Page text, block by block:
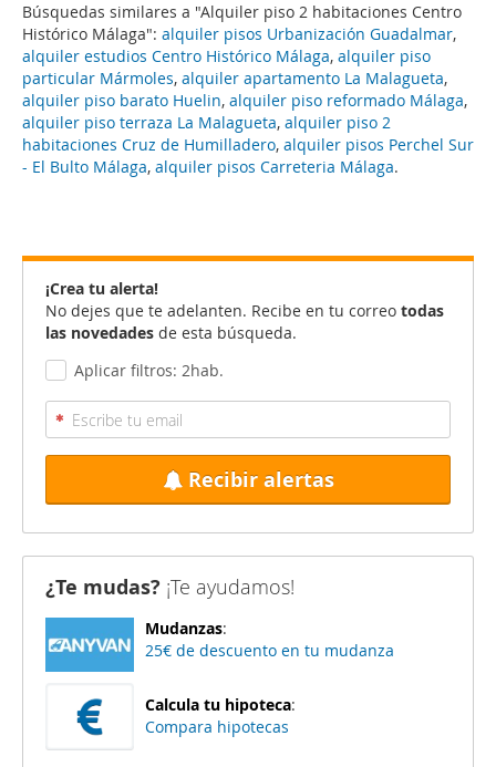
Búsquedas similares a "Alquiler piso 2 habitaciones Centro
Histórico Málaga": alquiler pisos Urbanización Guadalmar,
alquiler estudios Centro Histórico Málaga, alquiler piso
particular Mármoles, alquiler apartamento La Malagueta,
alquiler piso barato Huelin, alquiler piso reformado Málaga,
alquiler piso terraza La Malagueta, alquiler piso 2
habitaciones Cruz de Humilladero, alquiler pisos Perchel Sur
- El Bulto Málaga, alquiler pisos Carreteria Málaga.
¡Crea tu alerta!
No dejes que te adelanten. Recibe en tu correo todas
las novedades de esta búsqueda.
Aplicar filtros: 2hab.
Recibir alertas
¿Te mudas? ¡Te ayudamos!
Mudanzas:
25€ de descuento en tu mudanza
Calcula tu hipoteca:
Compara hipotecas